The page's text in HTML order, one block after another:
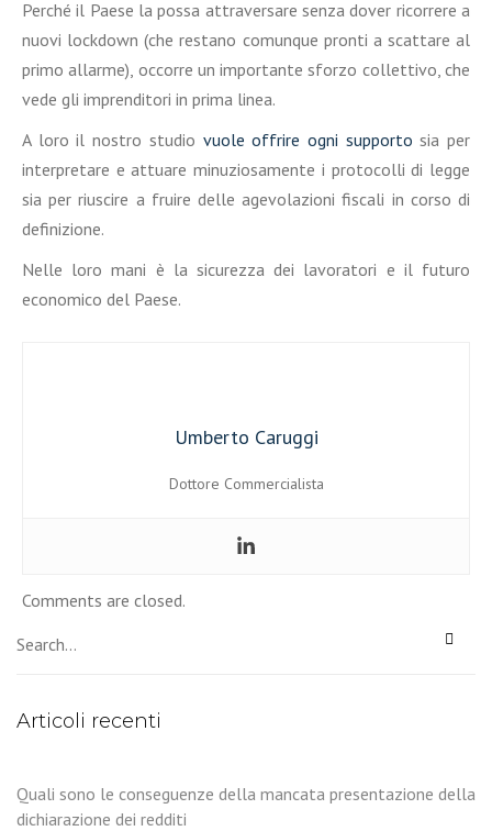
Perché il Paese la possa attraversare senza dover ricorrere a
nuovi lockdown (che restano comunque pronti a scattare al
primo allarme), occorre un importante sforzo collettivo, che
vede gli imprenditori in prima linea.
A loro il nostro studio vuole offrire ogni supporto sia per
interpretare e attuare minuziosamente i protocolli di legge
sia per riuscire a fruire delle agevolazioni fiscali in corso di
definizione.
Nelle loro mani è la sicurezza dei lavoratori e il futuro
economico del Paese.
Umberto Caruggi
Dottore Commercialista
Comments are closed.
Articoli recenti
Quali sono le conseguenze della mancata presentazione della
dichiarazione dei redditi